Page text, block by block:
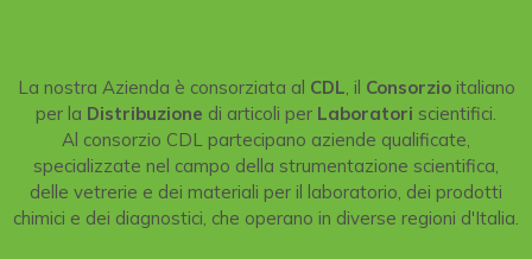
La nostra Azienda è consorziata al CDL , il Consorzioitaliano
per la Distribuzione di articoli per Laboratori scientifici.
Al consorzio CDL partecipano aziende qualificate,
specializzate nel campo della strumentazione scientifica,
delle vetrerie e dei materiali per il laboratorio, dei prodotti
chimici e dei diagnostici, che operano in diverse regioni d'Italia.